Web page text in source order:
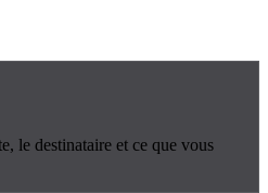
le destinataire et ce que vous